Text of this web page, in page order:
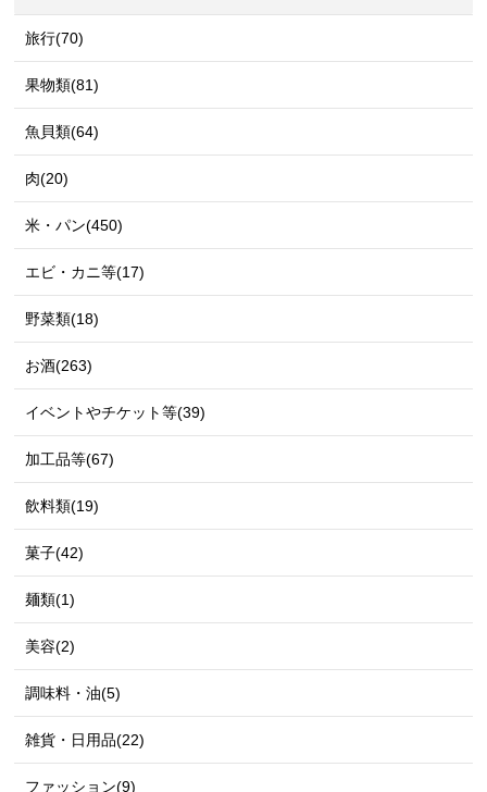
旅行(70)
果物類(81)
魚貝類(64)
肉(20)
米・パン(450)
エビ・カニ等(17)
野菜類(18)
お酒(263)
イベントやチケット等(39)
加工品等(67)
飲料類(19)
菓子(42)
麺類(1)
美容(2)
調味料・油(5)
雑貨・日用品(22)
ファッション(9)